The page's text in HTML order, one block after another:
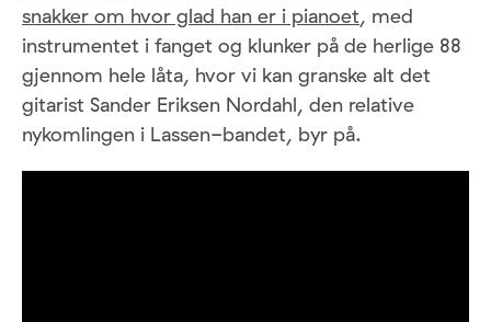
snakker om hvor glad han er i pianoet, med
instrumentet i fanget og klunker på de herlige 88
gjennom hele låta, hvor vi kan granske alt det
gitarist Sander Eriksen Nordahl, den relative
nykomlingen i Lassen-bandet, byr på.